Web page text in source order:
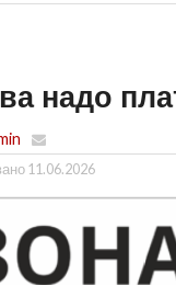
надо
11.06.2026